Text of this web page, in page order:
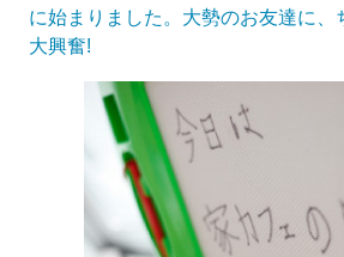
に始まりました。大勢のお友達に、
大興奮!